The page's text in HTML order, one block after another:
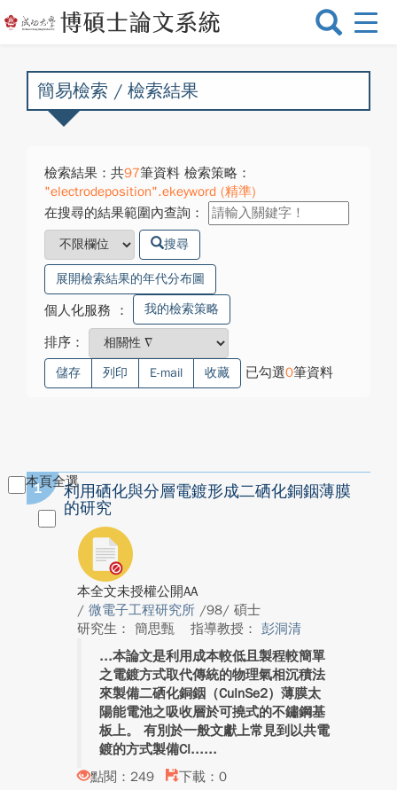
選
換
簡易檢索 / 檢索結果
檢索結果：共97筆資料 檢索策略：
"electrodeposition".ekeyword (精準)
在搜尋的結果範圍內查詢：
搜尋
展開檢索結果的年代分布圖
個人化服務 ： 我的檢索策略
排序：
儲存 列印 E-mail 收藏 已勾選0筆資料
本頁全選
1
利用硒化與分層電鍍形成二硒化銅銦薄膜
的研究
本全文未授權公開AA
/ 微電子工程研究所 /98/ 碩士
研究生： 簡思甄
指導教授： 彭洞清
本論文是利用成本較低且製程較簡單
之電鍍方式取代傳統的物理氣相沉積法
來製備二硒化銅銦（CuInSe2）薄膜太
陽能電池之吸收層於可撓式的不鏽鋼基
板上。 有別於一般文獻上常見到以共電
鍍的方式製備CI...
點閱：249
下載：0